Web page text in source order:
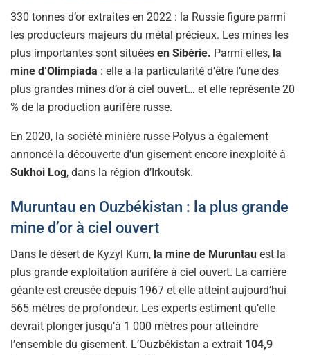
330 tonnes d’or extraites en 2022 : la Russie figure parmi
les producteurs majeurs du métal précieux. Les mines les
plus importantes sont situées en Sibérie. Parmi elles, la
mine d’Olimpiada : elle a la particularité d’être l’une des
plus grandes mines d’or à ciel ouvert… et elle représente 20
% de la production aurifère russe.
En 2020, la société minière russe Polyus a également
annoncé la découverte d’un gisement encore inexploité à
Sukhoi Log, dans la région d’Irkoutsk.
Muruntau en Ouzbékistan : la plus grande
mine d’or à ciel ouvert
Dans le désert de Kyzyl Kum, la mine de Muruntau est la
plus grande exploitation aurifère à ciel ouvert. La carrière
géante est creusée depuis 1967 et elle atteint aujourd’hui
565 mètres de profondeur. Les experts estiment qu’elle
devrait plonger jusqu’à 1 000 mètres pour atteindre
l’ensemble du gisement. L’Ouzbékistan a extrait 104,9